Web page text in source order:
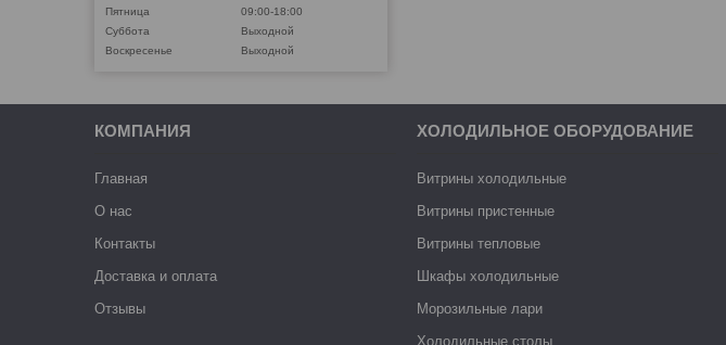
Пятница
09:00-18:00
Суббота
Выходной
Воскресенье
Выходной
КОМПАНИЯ
Главная
О нас
Контакты
Доставка и оплата
Отзывы
ХОЛОДИЛЬНОЕ ОБОРУДОВАНИЕ
Витрины холодильные
Витрины пристенные
Витрины тепловые
Шкафы холодильные
Морозильные лари
Холодильные столы